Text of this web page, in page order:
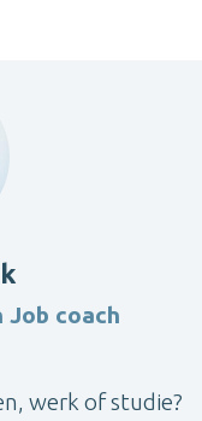
Job coach
werk of studie?